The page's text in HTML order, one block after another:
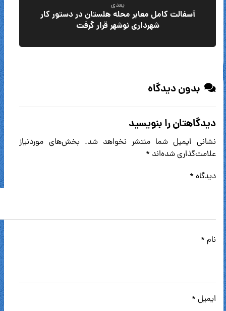
بعدی
آسفالت کامل معابر محله هلستان در دستور کار
شهرداری نوشهر قرار گرفت
بدون دیدگاه
دیدگاهتان را بنویسید
نشانی ایمیل شما منتشر نخواهد شد. بخش‌های موردنیاز
علامت‌گذاری شده‌اند *
دیدگاه *
نام *
ایمیل *